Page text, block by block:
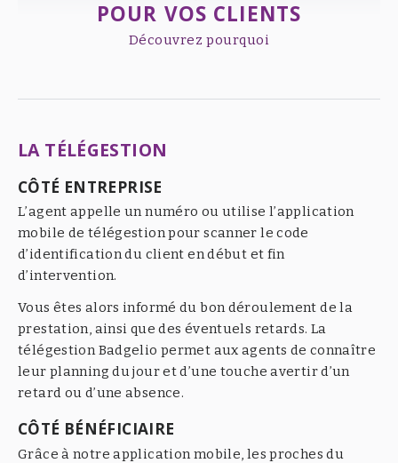
POUR VOS CLIENTS
Découvrez pourquoi
LA TÉLÉGESTION
CÔTÉ ENTREPRISE
L’agent appelle un numéro ou utilise l’application
mobile de télégestion pour scanner le code
d’identification du client en début et fin
d’intervention.
Vous êtes alors informé du bon déroulement de la
prestation, ainsi que des éventuels retards. La
télégestion Badgelio permet aux agents de connaître
leur planning du jour et d’une touche avertir d’un
retard ou d’une absence.
CÔTÉ BÉNÉFICIAIRE
Grâce à notre application mobile, les proches du